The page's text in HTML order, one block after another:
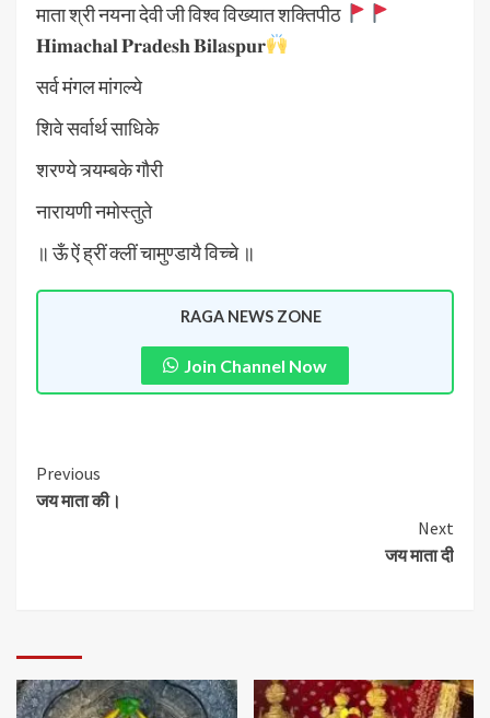
माता श्री नयना देवी जी विश्व विख्यात शक्तिपीठ
𝐇𝐢𝐦𝐚𝐜𝐡𝐚𝐥 𝐏𝐫𝐚𝐝𝐞𝐬𝐡 𝐁𝐢𝐥𝐚𝐬𝐩𝐮𝐫
सर्व मंगल मांगल्ये
शिवे सर्वार्थ साधिके
शरण्ये त्र्यम्बके गौरी
नारायणी नमोस्तुते
॥ ऊँ ऐं ह्रीं क्लीं चामुण्डायै विच्चे ॥
RAGA NEWS ZONE
Join Channel Now
Previous
जय माता की।
Next
जय माता दी